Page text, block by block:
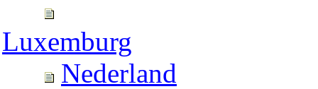
Luxemburg
Nederland